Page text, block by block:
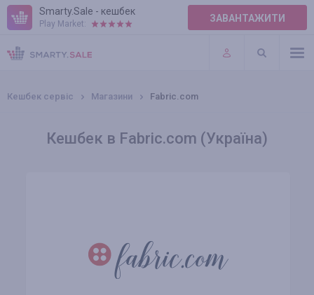
Smarty.Sale - кешбек
Play Market: ЗАВАНТАЖИТИ
ПРАВИЛА
ПЛАГІНИ
Кешбек сервіс Магазини Fabric.com
Кешбек в Fabric.com (Україна)